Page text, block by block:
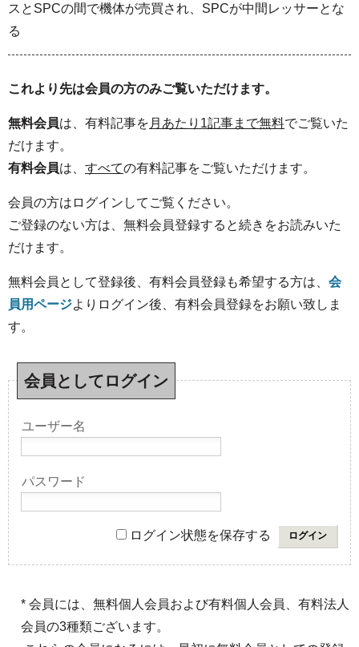
スとSPCの間で機体が売買され、SPCが中間レッサーとな
る
これより先は会員の方のみご覧いただけます。
無料会員は、有料記事を 月あたり1記事まで無料でご覧いた
だけます。
有料会員は、 すべての有料記事をご覧いただけます。
会員の方はログインしてご覧ください。
ご登録のない方は、無料会員登録すると続きをお読みいた
だけます。
無料会員として登録後、有料会員登録も希望する方は、 会
員用ページよりログイン後、有料会員登録をお願い致しま
す。
会員としてログイン
ユーザー名
パスワード
ログイン状態を保存する
* 会員には、無料個人会員および有料個人会員、有料法人
会員の3種類ございます。